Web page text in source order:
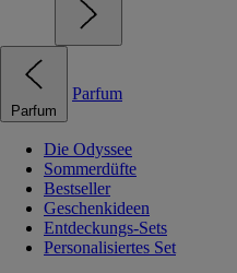
Parfum
Parfum
Die Odyssee
Sommerdüfte
Bestseller
Geschenkideen
Entdeckungs-Sets
Personalisiertes Set